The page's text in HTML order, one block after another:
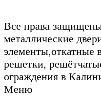
Все права
металлические
элементы,откатные
решетки,
ограждения в
Меню